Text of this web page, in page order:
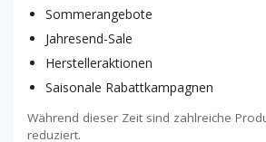
Sommerangebote
Jahresend-Sale
Herstelleraktionen
Saisonale Rabattkampagnen
Während dieser Zeit sind zahlreiche
reduziert.